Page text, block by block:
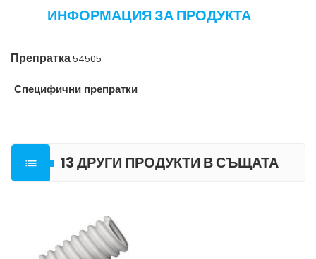
ИНФОРМАЦИЯ ЗА ПРОДУКТА
Препратка54505
Специфични препратки

13 ДРУГИ ПРОДУКТИ В СЪЩАТА